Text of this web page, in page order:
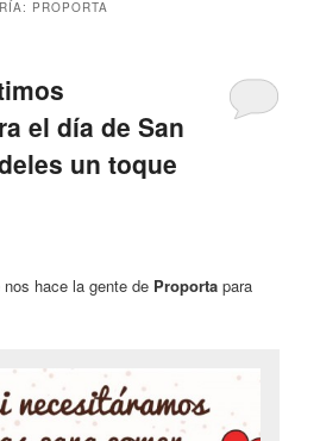
PROPORTA
el día de San
un toque
hace la gente de Proporta para